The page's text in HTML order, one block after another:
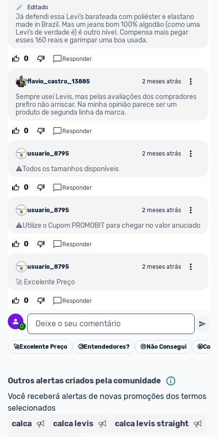
regras do cartão N Card,
Entrega Expressa: A partir de 2 dias úteis.*
*Confira aqui as regras e condições!
Editado
Já defendi essa Levi’s barateada com poliéster e elastano
made in Brazil. Mas um jeans bom 100% algodão (como uma
Levi’s de verdade é) é outro nível. Compensa mais pegar
esses 160 reais e garimpar uma boa usada.
0 Responder
flavio_castro_1388508 2 meses atrás
Sempre usei Levis, mas pelas avaliações dos compradores
prefiro não arriscar. Na minha opinião parece ser um
produto de segunda linha da marca.
0 Responder
usuario_8795 2 meses atrás
⚠️Todos os tamanhos disponíveis
0 Responder
usuario_8795 2 meses atrás
⚠️Utilize o Cupom PROMOBIT para chegar no valor anuciado
0 Responder
usuario_8795 2 meses atrás
🚀 Excelente Preço
0 Responder
0 Deixe o seu comentário
Cancelar
🚀Excelente Preço 🧐Entendedores? 😢 Não Consegui 🤩
Outros alertas criados pela comunidade
Você receberá alertas de novas promoções dos termos
selecionados
calca
calca levis calca levis straight